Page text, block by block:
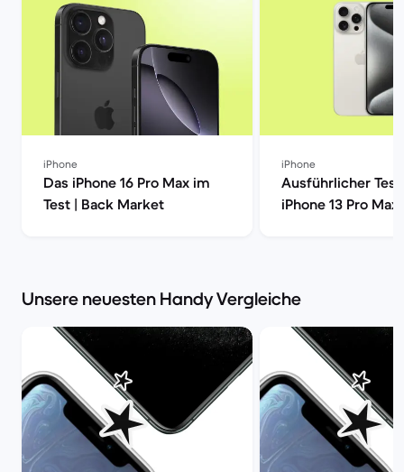
iPhone
Das iPhone 16 Pro Max im
Test | Back Market
iPhone
Ausführlicher
iPhone 13 Pro Max
Unsere neuesten Handy Vergleiche